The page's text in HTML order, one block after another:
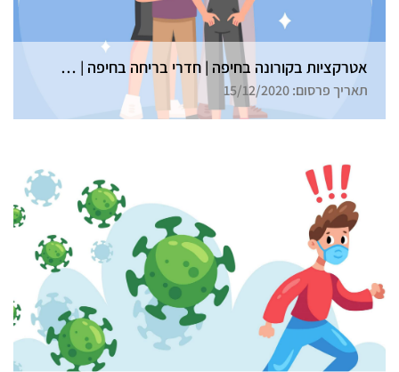
אטרקציות בקורונה בחיפה | חדרי בריחה בחיפה | גלדיאטור
תאריך פרסום: 15/12/2020